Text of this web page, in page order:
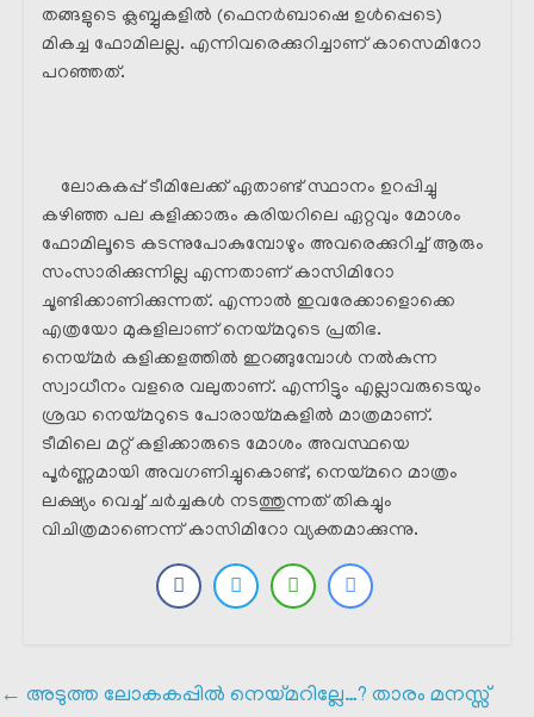
തങ്ങളുടെ ക്ലബ്ബുകളിൽ (ഫെനർബാഷെ ഉൾപ്പെടെ)
മികച്ച ഫോമിലല്ല. എന്നിവരെക്കുറിച്ചാണ് കാസെമിറോ
പറഞ്ഞത്.
ലോകകപ്പ് ടീമിലേക്ക് ഏതാണ്ട് സ്ഥാനം ഉറപ്പിച്ചു
കഴിഞ്ഞ പല കളിക്കാരും കരിയറിലെ ഏറ്റവും മോശം
ഫോമിലൂടെ കടന്നുപോകുമ്പോഴും അവരെക്കുറിച്ച് ആരും
സംസാരിക്കുന്നില്ല എന്നതാണ് കാസിമിറോ
ചൂണ്ടിക്കാണിക്കുന്നത്. എന്നാൽ ഇവരേക്കാളൊക്കെ
എത്രയോ മുകളിലാണ് നെയ്മറുടെ പ്രതിഭ.
നെയ്മർ കളിക്കളത്തിൽ ഇറങ്ങുമ്പോൾ നൽകുന്ന
സ്വാധീനം വളരെ വലുതാണ്. എന്നിട്ടും എല്ലാവരുടെയും
ശ്രദ്ധ നെയ്മറുടെ പോരായ്മകളിൽ മാത്രമാണ്.
ടീമിലെ മറ്റ് കളിക്കാരുടെ മോശം അവസ്ഥയെ
പൂർണ്ണമായി അവഗണിച്ചുകൊണ്ട്, നെയ്മറെ മാത്രം
ലക്ഷ്യം വെച്ച് ചർച്ചകൾ നടത്തുന്നത് തികച്ചും
വിചിത്രമാണെന്ന് കാസിമിറോ വ്യക്തമാക്കുന്നു.
← അടുത്ത ലോകകപ്പിൽ നെയ്മറില്ലേ…? താരം മനസ്സ്